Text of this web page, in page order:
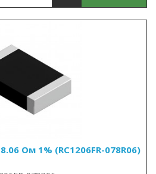
Ом 1% (RC1206FR-078R06)